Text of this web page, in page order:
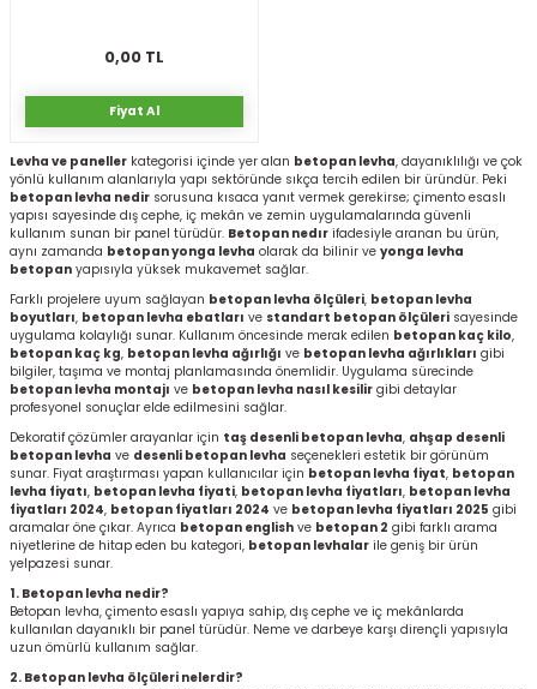
ve Kartonpiyer
& PANEL
HARÇLARI
0,00 TL
Fiyat Al
Levha ve paneller kategorisi içinde yer alan betopan levha, dayanıklılığı ve çok
yönlü kullanım alanlarıyla yapı sektöründe sıkça tercih edilen bir üründür. Peki
betopan levha nedir sorusuna kısaca yanıt vermek gerekirse; çimento esaslı
yapısı sayesinde dış cephe, iç mekân ve zemin uygulamalarında güvenli
kullanım sunan bir panel türüdür. Betopan nedır ifadesiyle aranan bu ürün,
aynı zamanda betopan yonga levha olarak da bilinir ve yonga levha
betopan yapısıyla yüksek mukavemet sağlar.
Farklı projelere uyum sağlayan betopan levha ölçüleri, betopan levha
boyutları, betopan levha ebatları ve standart betopan ölçüleri sayesinde
uygulama kolaylığı sunar. Kullanım öncesinde merak edilen betopan kaç kilo,
betopan kaç kg, betopan levha ağırlığı ve betopan levha ağırlıkları gibi
bilgiler, taşıma ve montaj planlamasında önemlidir. Uygulama sürecinde
betopan levha montajı ve betopan levha nasıl kesilir gibi detaylar
profesyonel sonuçlar elde edilmesini sağlar.
Dekoratif çözümler arayanlar için taş desenli betopan levha, ahşap desenli
betopan levha ve desenli betopan levha seçenekleri estetik bir görünüm
sunar. Fiyat araştırması yapan kullanıcılar için betopan levha fiyat, betopan
levha fiyatı, betopan levha fiyati, betopan levha fiyatları, betopan levha
fiyatları 2024, betopan fiyatları 2024 ve betopan levha fiyatları 2025 gibi
aramalar öne çıkar. Ayrıca betopan english ve betopan 2 gibi farklı arama
niyetlerine de hitap eden bu kategori, betopan levhalar ile geniş bir ürün
yelpazesi sunar.
1. Betopan levha nedir?
Betopan levha, çimento esaslı yapıya sahip, dış cephe ve iç mekânlarda
kullanılan dayanıklı bir panel türüdür. Neme ve darbeye karşı dirençli yapısıyla
uzun ömürlü kullanım sağlar.
2. Betopan levha ölçüleri nelerdir?